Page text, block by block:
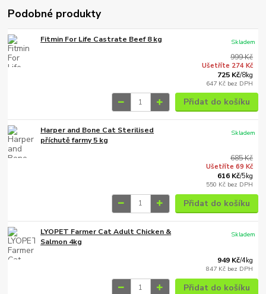
Podobné produkty
Fitmin For Life Castrate Beef 8 kg
999 Kč
Ušetříte 274 Kč
725 Kč/8kg
647 Kč bez DPH
Skladem
Přidat do košíku
Harper and Bone Cat Sterilised
příchutě farmy 5 kg
685 Kč
Ušetříte 69 Kč
616 Kč/5kg
550 Kč bez DPH
Skladem
Přidat do košíku
LYOPET Farmer Cat Adult Chicken &
Salmon 4kg
949 Kč/4kg
847 Kč bez DPH
Skladem
Přidat do košíku